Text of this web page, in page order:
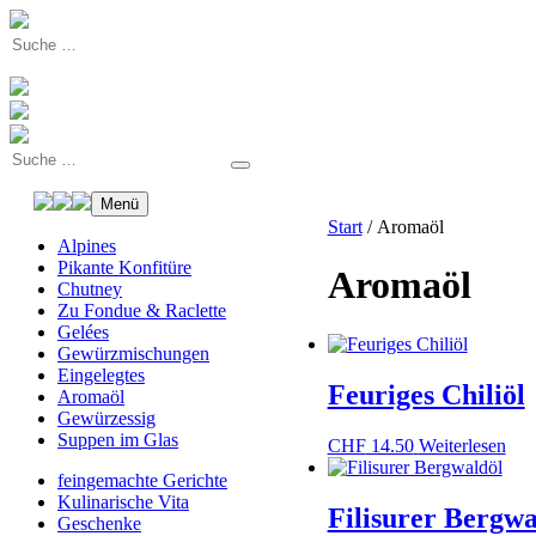
Menü
Alpines
Pikante Konfitüre
Chutney
Zu Fondue & Raclette
Gelées
Gewürzmischungen
Eingelegtes
Aromaöl
Gewürzessig
Suppen im Glas
feingemachte Gerichte
Kulinarische Vita
Geschenke
Start/ Aromaöl
Aromaöl
Feuriges Chiliöl
CHF14.50 Weiterlesen
Filisurer